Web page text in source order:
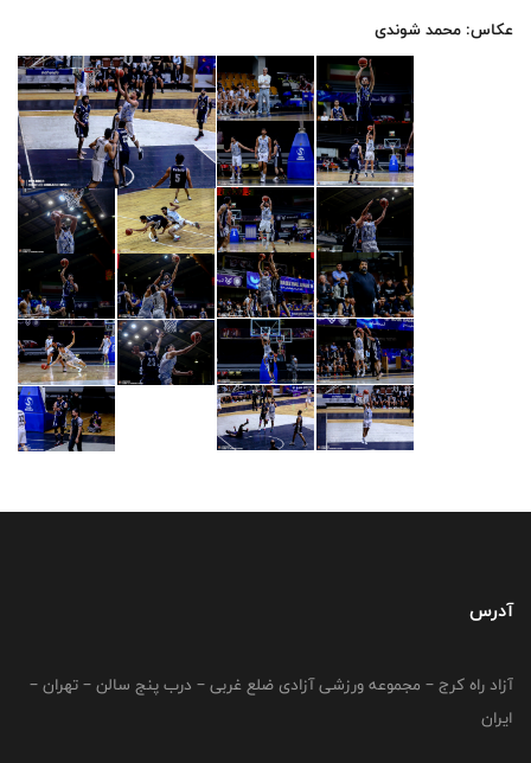
عکاس: محمد شوندی
آدرس
آزاد راه کرج – مجموعه ورزشی آزادی ضلع غربی – درب پنج سالن – تهران –
ایران